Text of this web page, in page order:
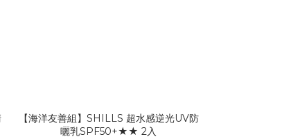
【海洋友善組】SHILLS 超水感逆光UV防
曬乳SPF50+★★ 2入